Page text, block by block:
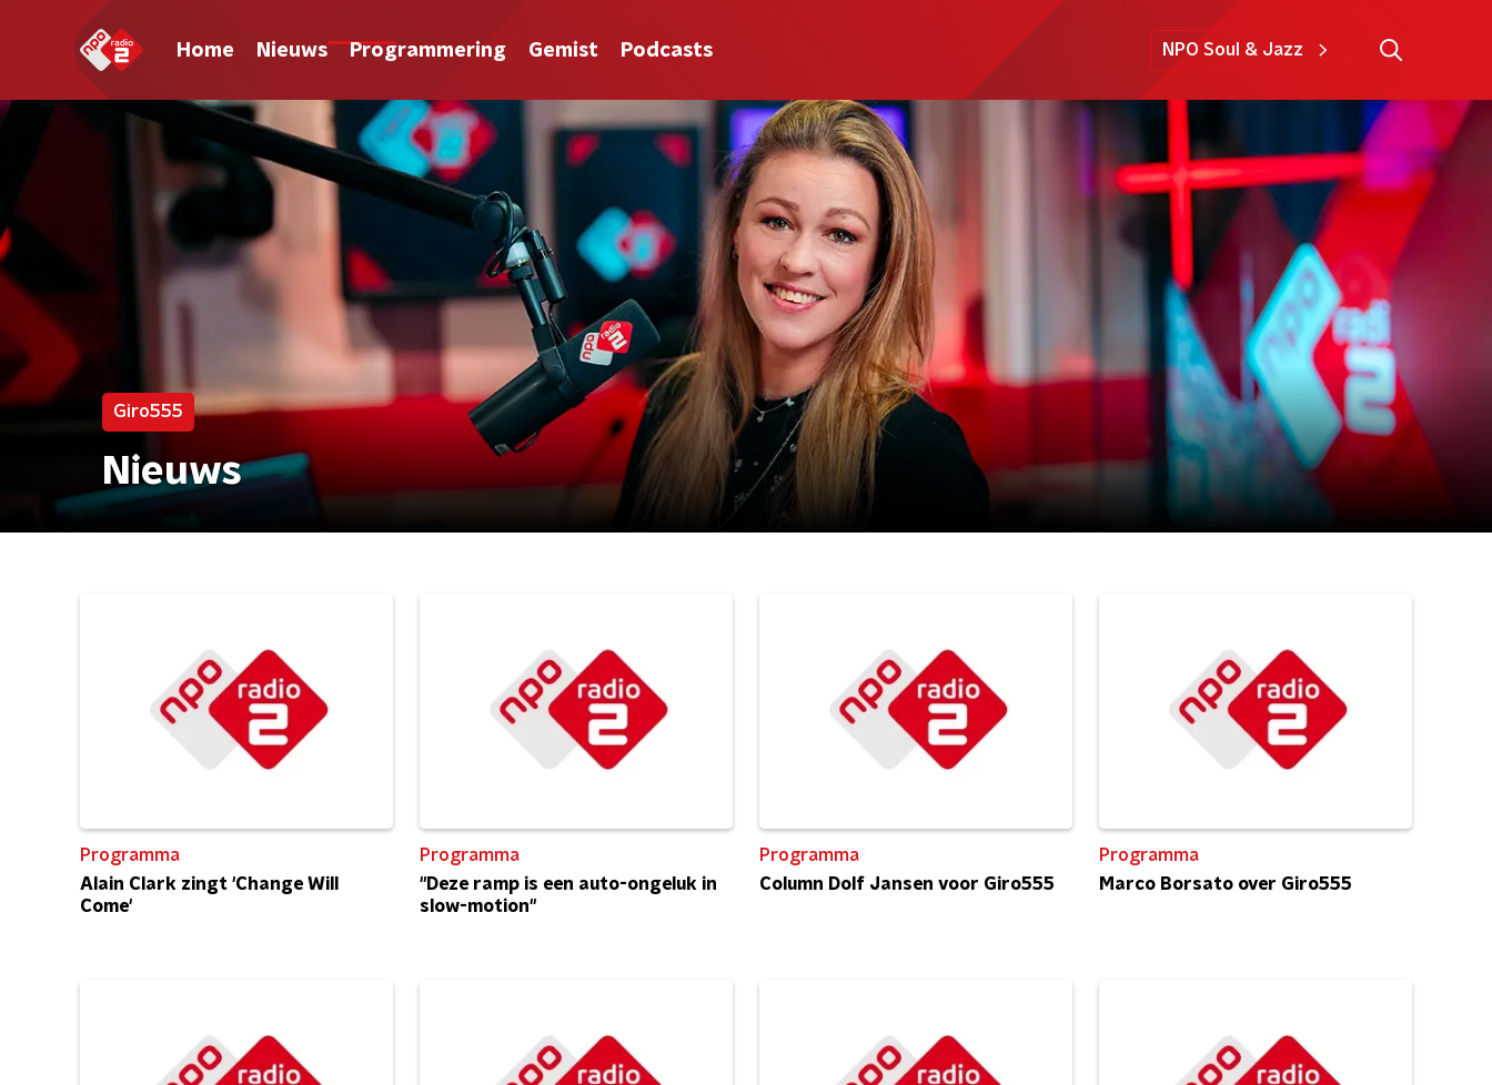
Home Nieuws Programmering Gemist Podcasts NPO Soul & Jazz
Giro555
Nieuws
Programma
Alain Clark zingt 'Change Will
Come'
Programma
"Deze ramp is een auto-ongeluk in
slow-motion"
Programma
Column Dolf Jansen voor Giro555
Programma
Marco Borsato over Giro555